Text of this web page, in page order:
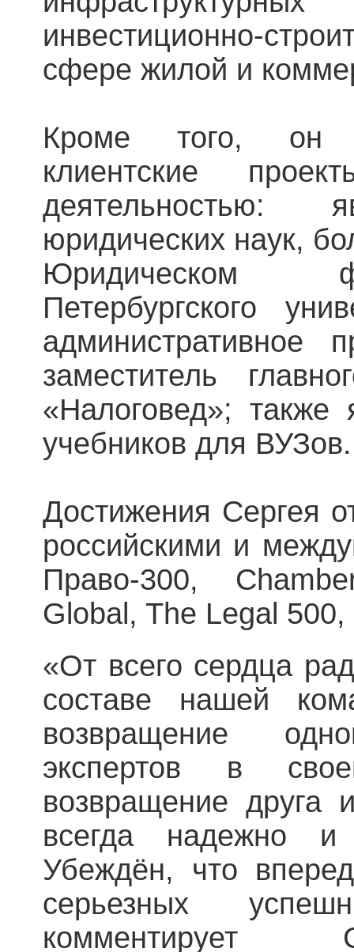
инвестиционно-
сфере жилой и
Кроме того, он
клиентские
деятельностью:
юридических наук,
Юридическом
Петербургского
заместитель
«Налоговед»; также
учебников для ВУЗов.
Достижения Сергея
российскими и
Право-300,
Global, The Legal
«От всего сердца
составе нашей
возвращение
экспертов в
возвращение друга
всегда надежно и
Убеждён, что
серьезных
комментирует